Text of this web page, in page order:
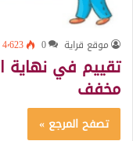
موقع قراية 0 4٬623
تقييم في نهاية
مخفف
تصفح المرجع »